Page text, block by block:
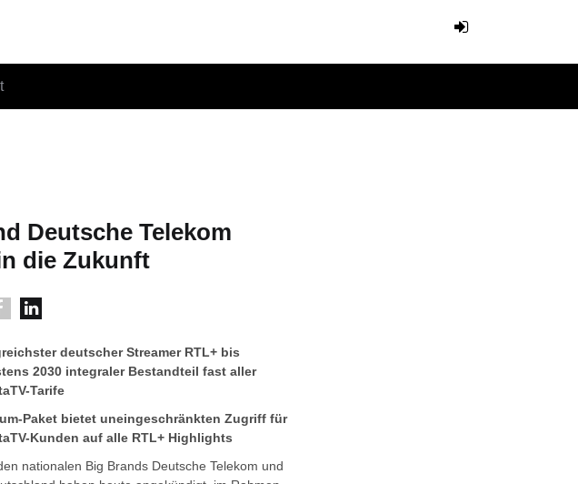
Deutsche Telekom
die Zukunft
deutscher Streamer RTL+ bis
2030 integraler Bestandteil fast aller
Tarife
Paket bietet uneingeschränkten Zugriff für
Kunden auf alle RTL+ Highlights
nationalen Big Brands Deutsche Telekom und